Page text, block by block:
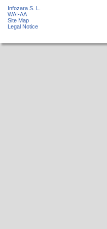
Infozara S. L.
WAI-AA
Site Map
Legal Notice